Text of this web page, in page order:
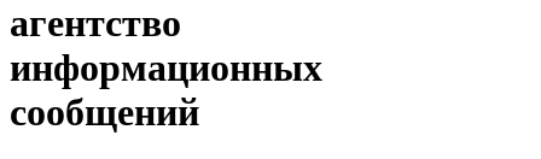
агентство
информационных
сообщений